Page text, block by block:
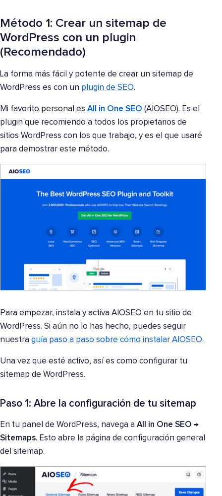
Método 1: Crear un sitemap de
WordPress con un plugin
(Recomendado)
La forma más fácil y potente de crear un sitemap de
WordPress es con un plugin de SEO.
Mi favorito personal es All in One SEO (AIOSEO). Es el
plugin que recomiendo a todos los propietarios de
sitios WordPress con los que trabajo, y es el que usaré
para demostrar este método.
Para empezar, instala y activa AIOSEO en tu sitio de
WordPress. Si aún no lo has hecho, puedes seguir
nuestra guía paso a paso sobre cómo instalar AIOSEO.
Una vez que esté activo, así es como configurar tu
sitemap de WordPress.
Paso 1: Abre la configuración de tu sitemap
En tu panel de WordPress, navega a All in One SEO →
Sitemaps. Esto abre la página de configuración general
del sitemap.